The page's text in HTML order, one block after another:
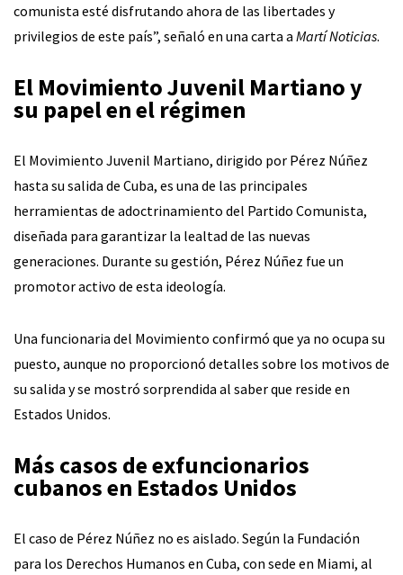
comunista esté disfrutando ahora de las libertades y
privilegios de este país”, señaló en una carta a Martí Noticias.
El Movimiento Juvenil Martiano y
su papel en el régimen
El Movimiento Juvenil Martiano, dirigido por Pérez Núñez
hasta su salida de Cuba, es una de las principales
herramientas de adoctrinamiento del Partido Comunista,
diseñada para garantizar la lealtad de las nuevas
generaciones. Durante su gestión, Pérez Núñez fue un
promotor activo de esta ideología.
Una funcionaria del Movimiento confirmó que ya no ocupa su
puesto, aunque no proporcionó detalles sobre los motivos de
su salida y se mostró sorprendida al saber que reside en
Estados Unidos.
Más casos de exfuncionarios
cubanos en Estados Unidos
El caso de Pérez Núñez no es aislado. Según la Fundación
para los Derechos Humanos en Cuba, con sede en Miami, al